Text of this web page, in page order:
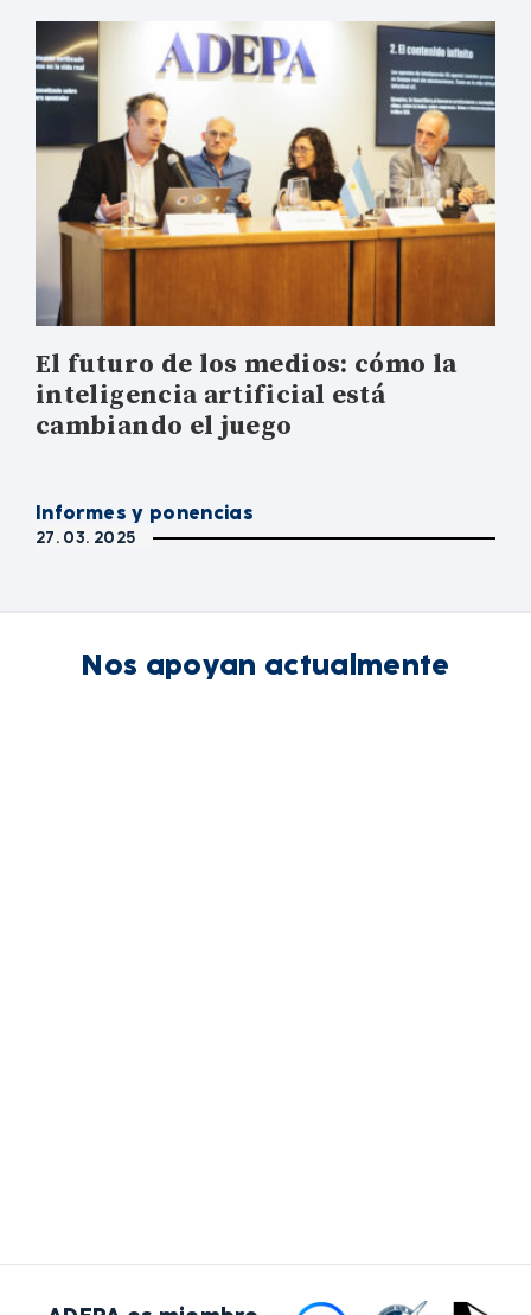
El futuro de los medios: cómo la
inteligencia artificial está
cambiando el juego
Informes y ponencias
27. 03. 2025
Nos apoyan actualmente